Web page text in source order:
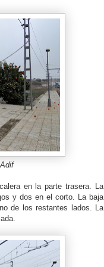
en la parte trasera. La
y dos en el corto. La baja
de los restantes lados. La